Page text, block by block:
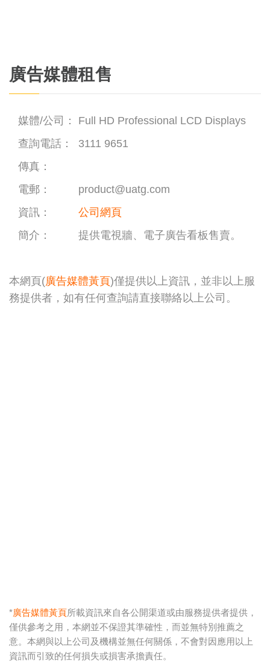
廣告媒體租售
媒體/公司：
Full HD Professional LCD Displays
查詢電話：
3111 9651
傳真：
電郵：
product@uatg.com
資訊：
公司網頁
簡介：
提供電視牆、電子廣告看板售賣。
本網頁(廣告媒體黃頁)僅提供以上資訊，並非以上服
務提供者，如有任何查詢請直接聯絡以上公司。
*廣告媒體黃頁所載資訊來自各公開渠道或由服務提供者提供，
僅供參考之用，本網並不保證其準確性，而並無特別推薦之
意。本網與以上公司及機構並無任何關係，不會對因應用以上
資訊而引致的任何損失或損害承擔責任。